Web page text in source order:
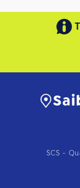
SCS -